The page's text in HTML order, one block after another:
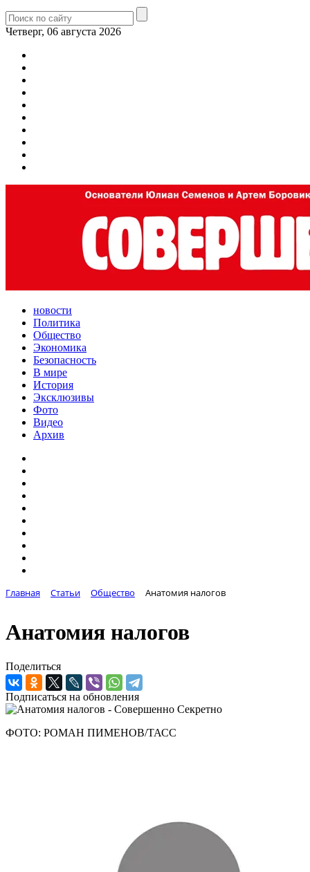
Четверг, 06 августа 2026
новости
Политика
Общество
Экономика
Безопасность
В мире
История
Эксклюзивы
Фото
Видео
Архив
Главная Статьи Общество Анатомия налогов
Анатомия налогов
Поделиться
Подписаться на обновления
ФОТО: РОМАН ПИМЕНОВ/ТАСС